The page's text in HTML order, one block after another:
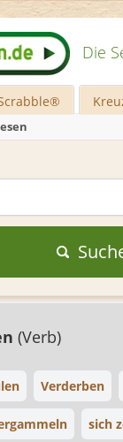
Die
(Verb)
Verderben
sich